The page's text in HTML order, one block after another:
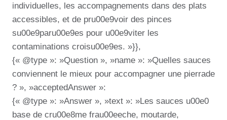
individuelles, les accompagnements dans des plats
accessibles, et de pru00e9voir des pinces
su00e9paru00e9es pour u00e9viter les
contaminations croisu00e9es. »}},
{« @type »: »Question », »name »: »Quelles sauces
conviennent le mieux pour accompagner une pierrade
? », »acceptedAnswer »:
{« @type »: »Answer », »text »: »Les sauces u00e0
base de cru00e8me frau00eeche, moutarde,